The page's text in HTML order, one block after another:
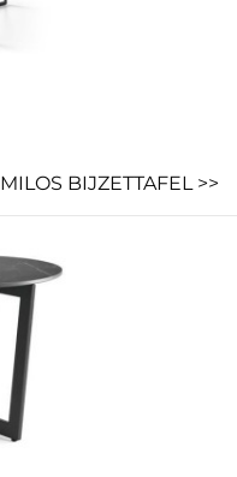
MILOS BIJZETTAFEL >>